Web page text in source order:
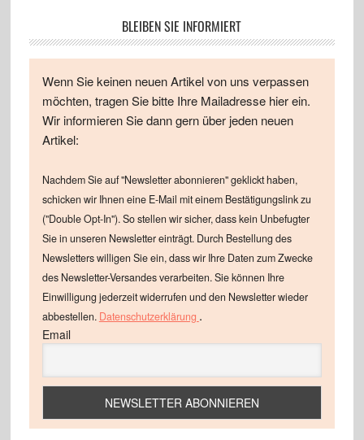
BLEIBEN SIE INFORMIERT
Wenn Sie keinen neuen Artikel von uns verpassen
möchten, tragen Sie bitte Ihre Mailadresse hier ein.
Wir informieren Sie dann gern über jeden neuen
Artikel:
Nachdem Sie auf "Newsletter abonnieren" geklickt haben,
schicken wir Ihnen eine E-Mail mit einem Bestätigungslink zu
("Double Opt-In"). So stellen wir sicher, dass kein Unbefugter
Sie in unseren Newsletter einträgt. Durch Bestellung des
Newsletters willigen Sie ein, dass wir Ihre Daten zum Zwecke
des Newsletter-Versandes verarbeiten. Sie können Ihre
Einwilligung jederzeit widerrufen und den Newsletter wieder
abbestellen. Datenschutzerklärung .
Email